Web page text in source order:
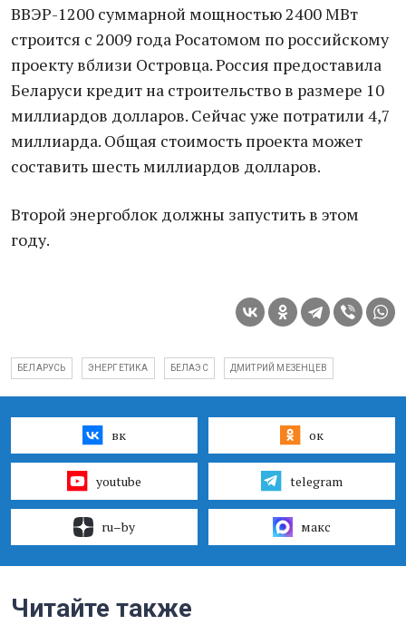
ВВЭР-1200 суммарной мощностью 2400 МВт
строится с 2009 года Росатомом по российскому
проекту вблизи Островца. Россия предоставила
Беларуси кредит на строительство в размере 10
миллиардов долларов. Сейчас уже потратили 4,7
миллиарда. Общая стоимость проекта может
составить шесть миллиардов долларов.
Второй энергоблок должны запустить в этом
году.
БЕЛАРУСЬ ЭНЕРГЕТИКА БЕЛАЭС ДМИТРИЙ МЕЗЕНЦЕВ
вк ок
youtube telegram
ru–by макс
Читайте также